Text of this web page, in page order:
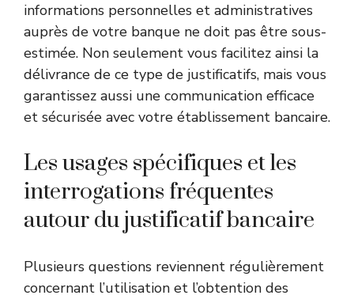
informations personnelles et administratives
auprès de votre banque ne doit pas être sous-
estimée. Non seulement vous facilitez ainsi la
délivrance de ce type de justificatifs, mais vous
garantissez aussi une communication efficace
et sécurisée avec votre établissement bancaire.
Les usages spécifiques et les
interrogations fréquentes
autour du justificatif bancaire
Plusieurs questions reviennent régulièrement
concernant l’utilisation et l’obtention des